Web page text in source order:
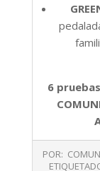
6 pruebas
02-
POR: